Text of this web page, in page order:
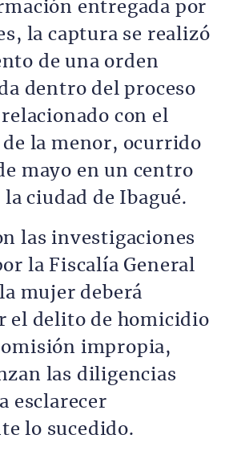
entregada por
la captura se realizó
de una orden
dentro del proceso
con el
la menor, ocurrido
mayo en un centro
ciudad de Ibagué.
las investigaciones
la Fiscalía General
mujer deberá
el delito de homicidio
omisión impropia,
las diligencias
esclarecer
lo sucedido.